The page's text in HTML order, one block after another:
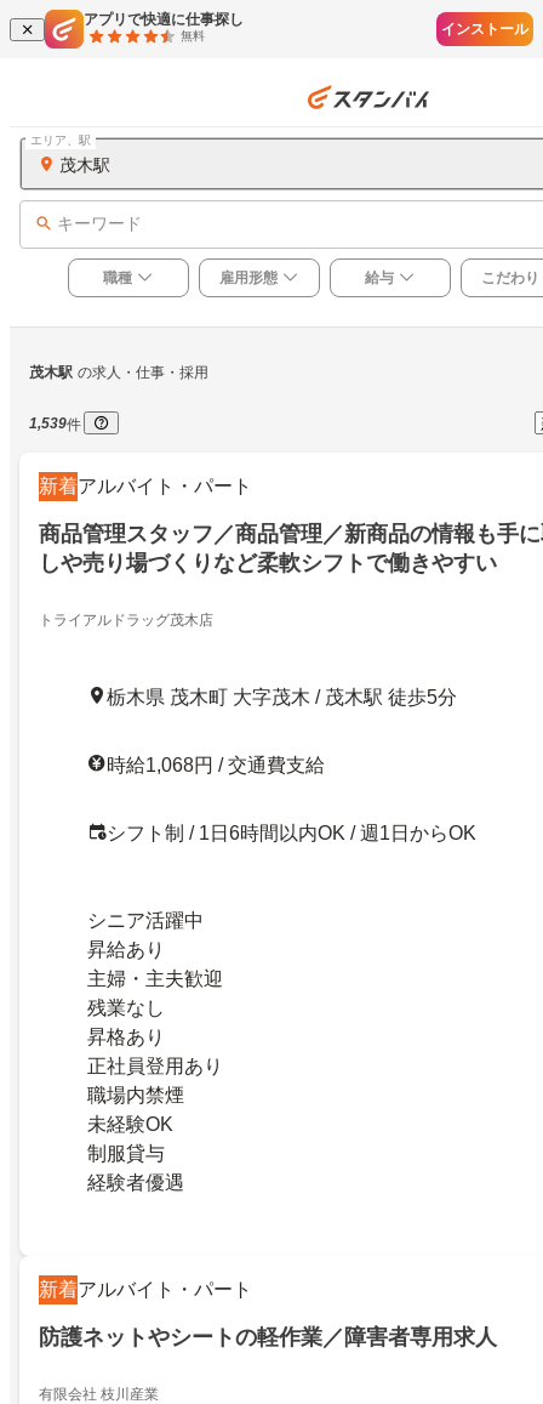
アプリで快適に仕事探し
無料 インストール
茂木駅
エリア、駅
キーワード
職種 雇用形態 給与 こだわり
茂木駅 の求人・仕事・採用
1,539件
新着アルバイト・パート
商品管理スタッフ／商品管理／新商品の情報も手
しや売り場づくりなど柔軟シフトで働きやすい
トライアルドラッグ茂木店
栃木県 茂木町 大字茂木 / 茂木駅 徒歩5分
時給1,068円 / 交通費支給
シフト制 / 1日6時間以内OK / 週1日からOK
シニア活躍中
昇給あり
主婦・主夫歓迎
残業なし
昇格あり
正社員登用あり
職場内禁煙
未経験OK
制服貸与
経験者優遇
新着アルバイト・パート
防護ネットやシートの軽作業／障害者専用求人
有限会社 枝川産業